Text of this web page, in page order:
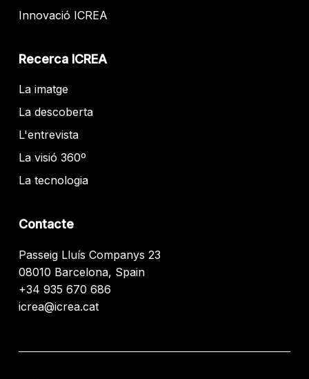
Innovació ICREA
Recerca ICREA
La imatge
La descoberta
L'entrevista
La visió 360º
La tecnologia
Contacte
Passeig Lluís Companys 23
08010 Barcelona, Spain
+34 935 670 686
icrea@icrea.cat